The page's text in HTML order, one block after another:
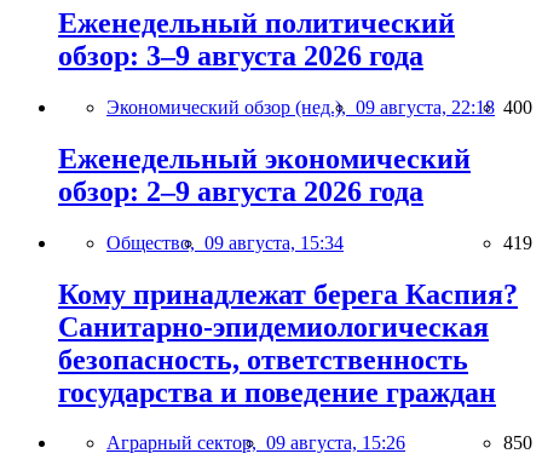
Еженедельный политический
обзор: 3–9 августа 2026 года
Экономический обзор (нед.), 09 августа, 22:18 400
Еженедельный экономический
обзор: 2–9 августа 2026 года
Общество, 09 августа, 15:34 419
Кому принадлежат берега Каспия?
Санитарно-эпидемиологическая
безопасность, ответственность
государства и поведение граждан
Аграрный сектор, 09 августа, 15:26 850